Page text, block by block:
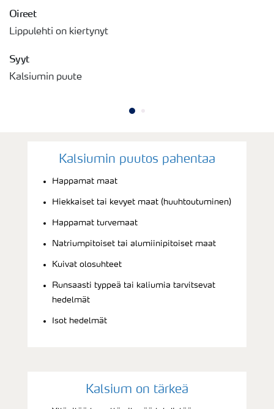
Oireet
Lippulehti on kiertynyt
Syyt
Kalsiumin puute
Kalsiumin puutos pahentaa
Happamat maat
Hiekkaiset tai kevyet maat (huuhtoutuminen)
Happamat turvemaat
Natriumpitoiset tai alumiinipitoiset maat
Kuivat olosuhteet
Runsaasti typpeä tai kaliumia tarvitsevat
hedelmät
Isot hedelmät
Kalsium on tärkeä